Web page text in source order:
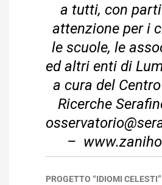
a tutti, con
attenzione per i
le scuole, le
ed altri enti di
a cura del
Ricerche
–
PROGETTO “IDIOMI CELESTI”